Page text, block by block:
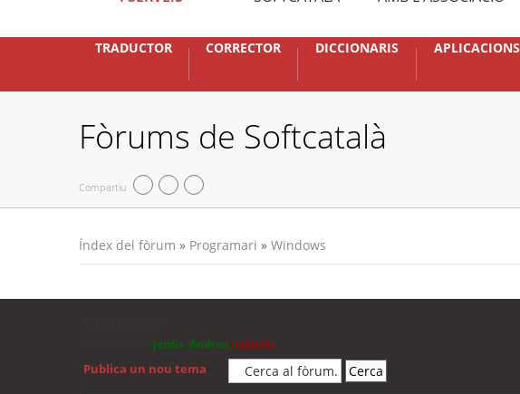
TRADUCTOR CORRECTOR DICCIONARIS APLICACIONS
Fòrums de Softcatalà
Compartiu
Índex del fòrum » Programari » Windows
jordis Andreu cubells
Publica un nou tema